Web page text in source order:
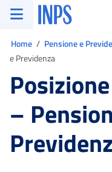
Vai al menu principale
Vai al contenuto principale
Vai al pie' di pagina
INPS ()
Home Pensione e
e Previdenza
–